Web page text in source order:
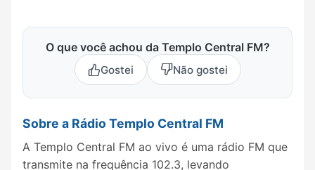
O que você achou da Templo Central FM?
Gostei Não gostei
Sobre a Rádio Templo Central FM
A Templo Central FM ao vivo é uma rádio FM que
transmite na frequência 102.3, levando